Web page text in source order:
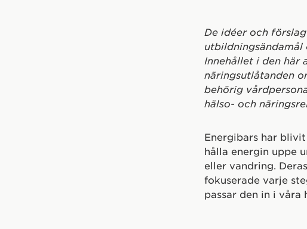
De idéer och
Innehållet i den här
näringsutlåtanden
behörig
hälso- och
Energibars har
hålla energin uppe
eller vandring.
fokuserade varje
passar den in i våra